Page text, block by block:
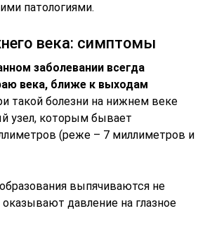
патологиями.
века: симптомы
заболевании всегда
века, ближе к выходам
такой болезни на нижнем веке
узел, которым бывает
(реже – 7 миллиметров и
выпячиваются не
оказывают давление на глазное